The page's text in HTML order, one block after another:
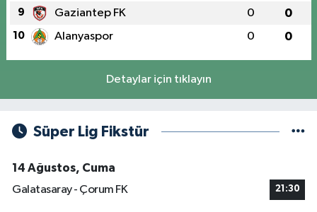
9 Gaziantep FK 0 0
10 Alanyaspor 0 0
Detaylar için tıklayın
Süper Lig Fikstür
14 Ağustos, Cuma
Galatasaray - Çorum FK
21:30